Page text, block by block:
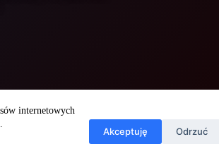
internetowych
Akceptuję Odrzuć
NIP: 896-000-48-11